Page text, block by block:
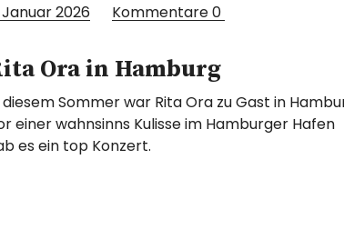
2026 Kommentare0
Ora in Hamburg
diesem Sommer war Rita Ora zu Gast in
einer wahnsinns Kulisse im Hamburger Hafen
es ein top Konzert.